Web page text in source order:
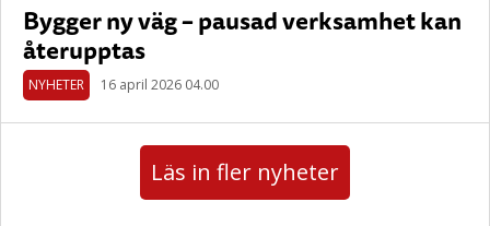
Bygger ny väg – pausad verksamhet kan
återupptas
NYHETER 16 april 2026 04.00
Läs in fler nyheter